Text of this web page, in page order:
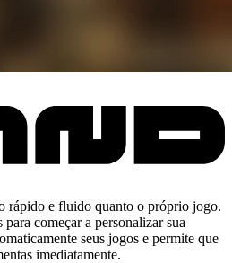
rápido e fluido quanto o próprio jogo.
para começar a personalizar sua
seus jogos e permite que
imediatamente.